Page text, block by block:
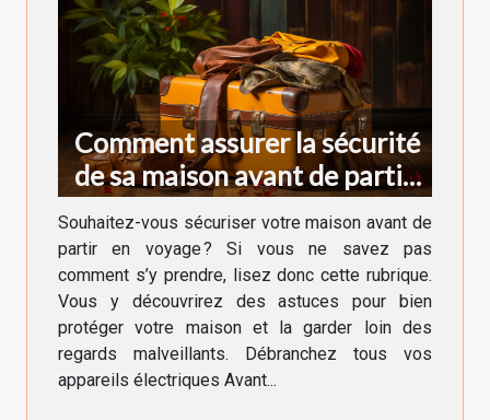
Comment assurer la sécurité
de sa maison avant de partir
en voyage ?
Souhaitez-vous sécuriser votre maison avant de
partir en voyage ? Si vous ne savez pas
comment s’y prendre, lisez donc cette rubrique.
Vous y découvrirez des astuces pour bien
protéger votre maison et la garder loin des
regards malveillants. Débranchez tous vos
appareils électriques Avant...